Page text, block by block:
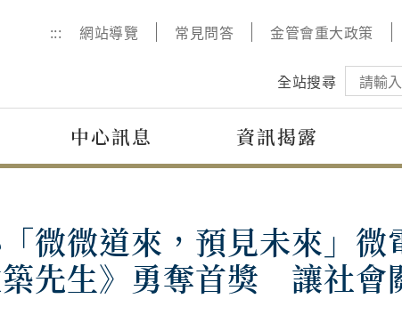
::: 網站導覽 常見問答 金管會重大政策
全站搜尋
中心訊息 資訊揭露
微微道來，預見未來」
先生》勇奪首獎 讓社會